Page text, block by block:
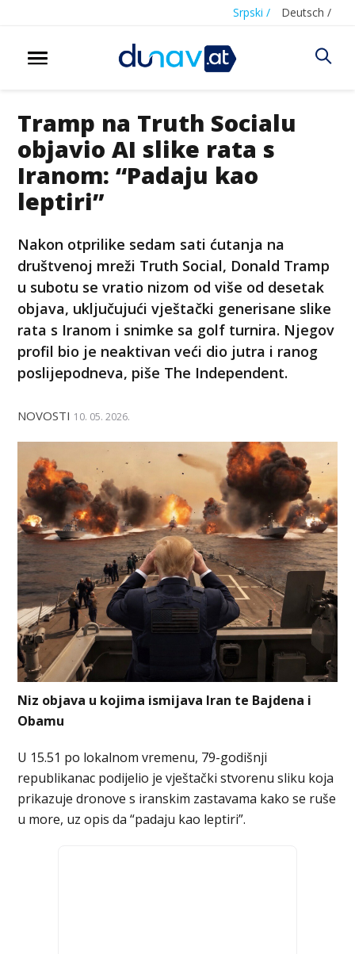
Srpski / Deutsch /
Tramp na Truth Socialu
objavio AI slike rata s
Iranom: “Padaju kao
leptiri”
Nakon otprilike sedam sati ćutanja na
društvenoj mreži Truth Social, Donald Tramp
u subotu se vratio nizom od više od desetak
objava, uključujući vještački generisane slike
rata s Iranom i snimke sa golf turnira. Njegov
profil bio je neaktivan veći dio jutra i ranog
poslijepodneva, piše The Independent.
NOVOSTI 10. 05. 2026.
Niz objava u kojima ismijava Iran te Bajdena i
Obamu
U 15.51 po lokalnom vremenu, 79-godišnji
republikanac podijelio je vještački stvorenu sliku koja
prikazuje dronove s iranskim zastavama kako se ruše
u more, uz opis da “padaju kao leptiri”.